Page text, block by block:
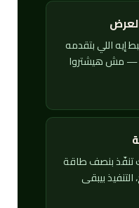
إيه اللي بتقدمه
— مش هيشتروا
تنفّذ بنصف طاقة
بيبقى